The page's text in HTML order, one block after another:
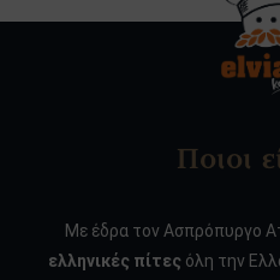
Ποιοι
Με έδρα τον Ασπρόπυργο
ελληνικές πίτες όλη την